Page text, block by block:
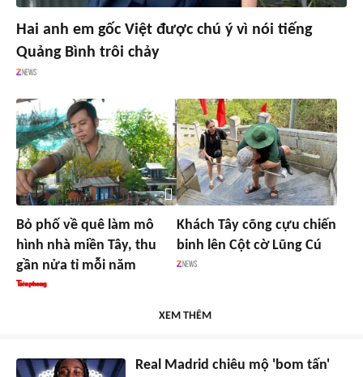
Hai anh em gốc Việt được chú ý vì nói tiếng
Quảng Bình trôi chảy
Bỏ phố về quê làm mô
hình nhà miền Tây, thu
gần nửa tỉ mỗi năm
Khách Tây cõng cựu chiến
binh lên Cột cờ Lũng Cú
XEM THÊM
Real Madrid chiêu mộ 'bom tấn'